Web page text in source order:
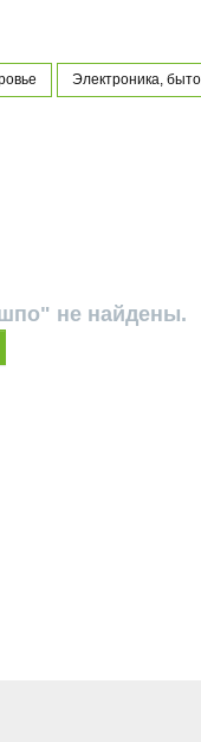
Электроника,
не найдены.